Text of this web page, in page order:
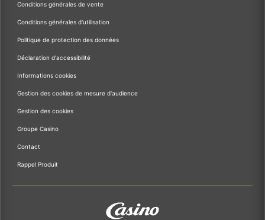
Conditions générales de vente
Conditions générales d'utilisation
Politique de protection des données
Déclaration d'accessibilité
Informations cookies
Gestion des cookies de mesure d'audience
Gestion des cookies
Groupe Casino
Contact
Rappel Produit